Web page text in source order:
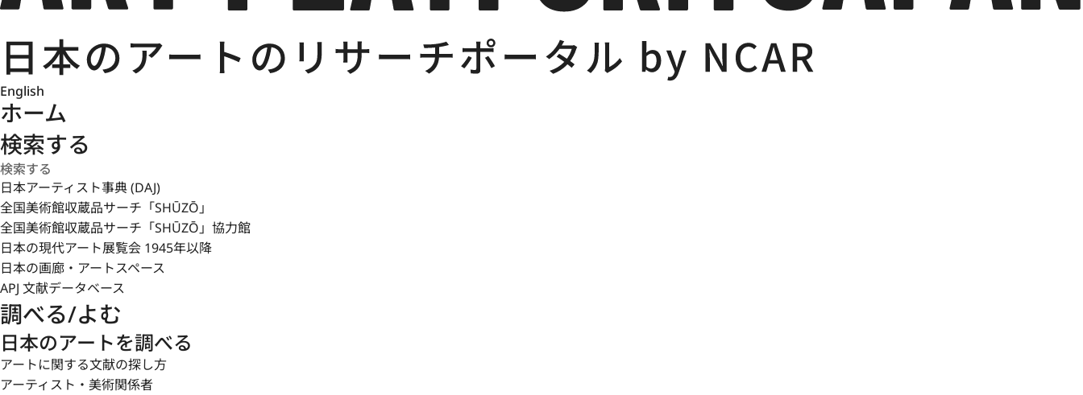
English
ホーム
検索する
日本アーティスト事典 (DAJ)
全国美術館収蔵品サーチ「SHŪZŌ」
全国美術館収蔵品サーチ「SHŪZŌ」協力館
日本の現代アート展覧会 1945年以降
日本の画廊・アートスペース
APJ 文献データベース
調べる/よむ
日本のアートを調べる
アートに関する文献の探し方
アーティスト・美術関係者